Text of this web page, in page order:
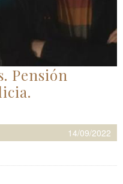
Pensión
14/09/2022